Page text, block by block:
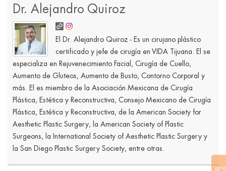
Dr. Alejandro Quiroz
El Dr. Alejandro Quiroz - Es un cirujano plástico
certificado y jefe de cirugía en VIDA Tijuana. El se
especializa en Rejuvenecimiento Facial, Cirugía de Cuello,
Aumento de Gluteos, Aumento de Busto, Contorno Corporal y
más. El es miembro de la Asociación Mexicana de Cirugía
Plástica, Estética y Reconstructiva, Consejo Mexicano de Cirugía
Plástica, Estética y Reconstructiva, de la American Society for
Aesthetic Plastic Surgery, la American Society of Plastic
Surgeons, la International Society of Aesthetic Plastic Surgery y
la San Diego Plastic Surgery Society, entre otras.